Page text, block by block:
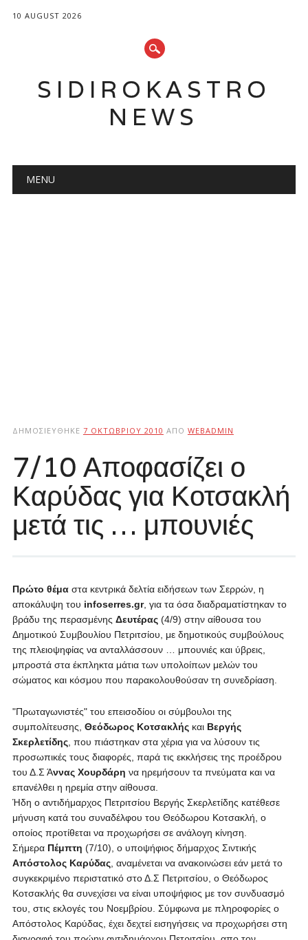
10 AUGUST 2026
SIDIROKASTRO
NEWS
Main menu
MENU
ΔΗΜΟΣΙΕΎΘΗΚΕ 7 ΟΚΤΩΒΡΊΟΥ 2010 ΑΠΌ WEBADMIN
7/10 Αποφασίζει ο
Καρύδας για Κοτσακλή
μετά τις … μπουνιές
Πρώτο θέμαστα κεντρικά δελτία ειδήσεων των Σερρών, η
αποκάλυψη του infoserres.gr, για τα όσα διαδραματίστηκαν το
βράδυ της περασμένης Δευτέρας (4/9) στην αίθουσα του
Δημοτικού Συμβουλίου Πετριτσίου, με δημοτικούς συμβούλους
της πλειοψηφίας να ανταλλάσσουν … μπουνιές και ύβρεις,
μπροστά στα έκπληκτα μάτια των υπολοίπων μελών του
σώματος και κόσμου που παρακολουθούσαν τη συνεδρίαση.
"Πρωταγωνιστές" του επεισοδίου οι σύμβουλοι της
συμπολίτευσης, Θεόδωρος Κοτσακλήςκαι Βεργής
Σκερλετίδης, που πιάστηκαν στα χέρια για να λύσουν τις
προσωπικές τους διαφορές, παρά τις εκκλήσεις της προέδρου
του Δ.Σ Άννας Χουρδάρη να ηρεμήσουν τα πνεύματα και να
επανέλθει η ηρεμία στην αίθουσα.
Ήδη ο αντιδήμαρχος Πετριτσίου Βεργής Σκερλετίδης κατέθεσε
μήνυση κατά του συναδέλφου του Θεόδωρου Κοτσακλή, ο
οποίος προτίθεται να προχωρήσει σε ανάλογη κίνηση.
Σήμερα Πέμπτη (7/10), ο υποψήφιος δήμαρχος Σιντικής
Απόστολος Καρύδας, αναμένεται να ανακοινώσει εάν μετά το
συγκεκριμένο περιστατικό στο Δ.Σ Πετριτσίου, ο Θεόδωρος
Κοτσακλής θα συνεχίσει να είναι υποψήφιος με τον συνδυασμό
του, στις εκλογές του Νοεμβρίου. Σύμφωνα με πληροφορίες ο
Απόστολος Καρύδας, έχει δεχτεί εισηγήσεις να προχωρήσει στη